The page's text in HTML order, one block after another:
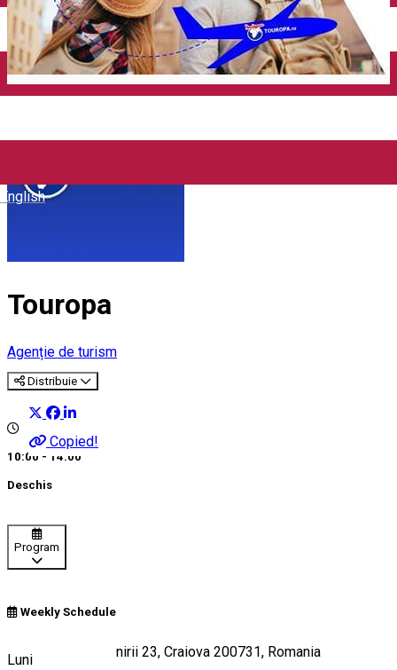
English
Închirieri auto
Închirieri biciclete
Taxi
Încărcare vehicule electrice
Touropa
Agenție de turism
Distribuie
Copied!
10:00 - 14:00
Deschis
Program
Weekly Schedule
Luni
Bloc 23A, Calea Unirii 23, Craiova 200731, Romania